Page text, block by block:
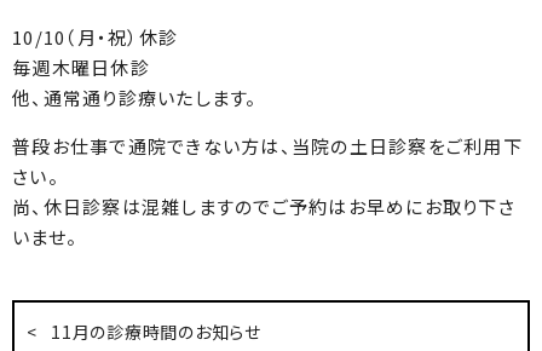
10/10（月・祝）休診
毎週木曜日休診
他、通常通り診療いたします。
普段お仕事で通院できない方は、当院の土日診察をご利用下
さい。
尚、休日診察は混雑しますのでご予約はお早めにお取り下さ
いませ。
11月の診療時間のお知らせ